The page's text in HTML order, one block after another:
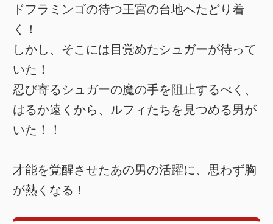
ドフラミンゴの待つ王宮の台地へたどり着
く！
しかし、そこには目覚めたシュガーが待って
いた！
忍び寄るシュガーの魔の手を阻止するべく、
はるか遠くから、ルフィたちを見つめる男が
いた！！
才能を覚醒させたあの男の活躍に、思わず胸
が熱くなる！